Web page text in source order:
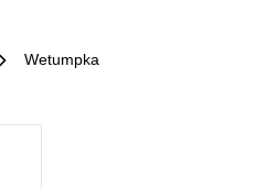
Wetumpka